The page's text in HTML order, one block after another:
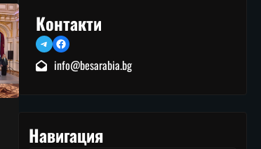
Контакти
TelegramFacebook
info@besarabia.bg
Навигация